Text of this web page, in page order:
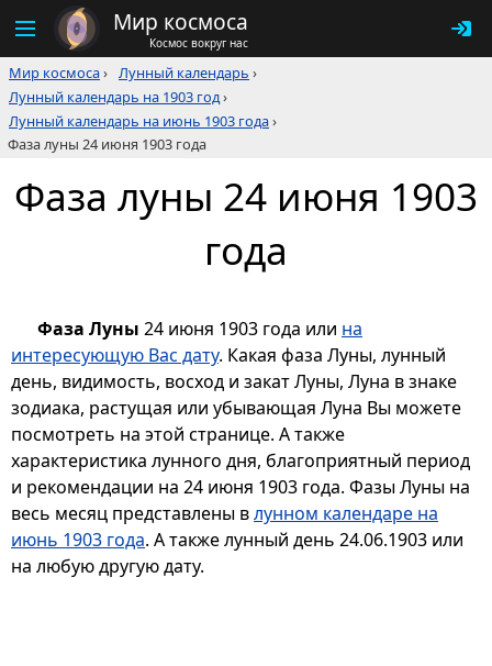
Мир космоса
Космос вокруг нас
Мир космоса› Лунный календарь ›
Лунный календарь на 1903 год›
Лунный календарь на июнь 1903 года›
Фаза луны 24 июня 1903 года
Фаза луны 24 июня 1903
года
Фаза Луны 24 июня 1903 года или на
интересующую Вас дату. Какая фаза Луны, лунный
день, видимость, восход и закат Луны, Луна в знаке
зодиака, растущая или убывающая Луна Вы можете
посмотреть на этой странице. А также
характеристика лунного дня, благоприятный период
и рекомендации на 24 июня 1903 года. Фазы Луны на
весь месяц представлены влунном календаре на
июнь 1903 года. А также лунный день 24.06.1903 или
на любую другую дату.